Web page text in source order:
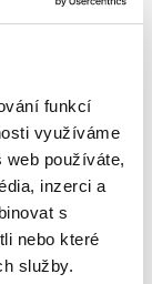
funkcí
využíváme
web používáte,
inzerci a
s
nebo které
služby.